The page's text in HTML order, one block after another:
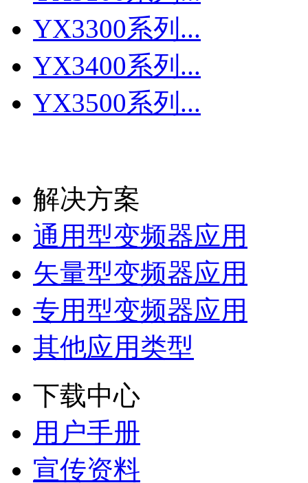
YX3300系列...
YX3400系列...
YX3500系列...
解决方案
通用型变频器应用
矢量型变频器应用
专用型变频器应用
其他应用类型
下载中心
用户手册
宣传资料